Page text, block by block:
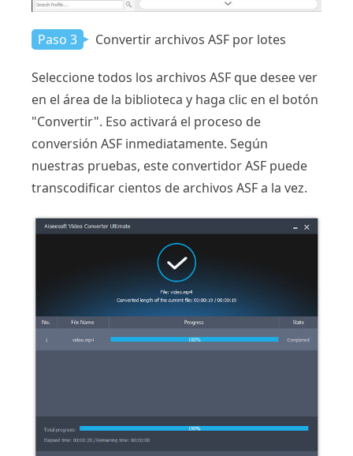
Paso 3 Convertir archivos ASF por lotes
Seleccione todos los archivos ASF que desee ver
en el área de la biblioteca y haga clic en el botón
"Convertir". Eso activará el proceso de
conversión ASF inmediatamente. Según
nuestras pruebas, este convertidor ASF puede
transcodificar cientos de archivos ASF a la vez.